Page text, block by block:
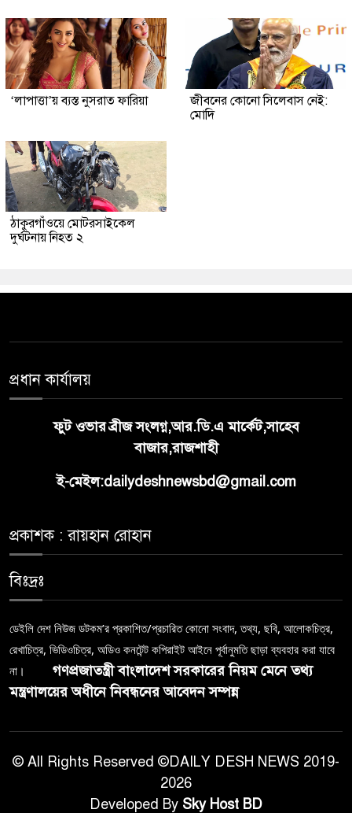
‘লাপাত্তা’য় ব্যস্ত নুসরাত ফারিয়া
জীবনের কোনো সিলেবাস নেই:
মোদি
ঠাকুরগাঁওয়ে মোটরসাইকেল
দুর্ঘটনায় নিহত ২
প্রধান কার্যালয়
ফুট ওভার ব্রীজ সংলগ্ন,আর.ডি.এ মার্কেট,সাহেব
বাজার,রাজশাহী
ই-মেইল:dailydeshnewsbd@gmail.com
প্রকাশক : রায়হান রোহান
বিঃদ্রঃ
ডেইলি দেশ নিউজ ডটকম’র প্রকাশিত/প্রচারিত কোনো সংবাদ, তথ্য, ছবি, আলোকচিত্র,
রেখাচিত্র, ভিডিওচিত্র, অডিও কনটেন্ট কপিরাইট আইনে পূর্বানুমতি ছাড়া ব্যবহার করা যাবে
না।
গণপ্রজাতন্ত্রী বাংলাদেশ সরকারের নিয়ম মেনে তথ্য
মন্ত্রণালয়ের অধীনে নিবন্ধনের আবেদন সম্পন্ন
© All Rights Reserved ©DAILY DESH NEWS 2019-
2026
Developed By Sky Host BD